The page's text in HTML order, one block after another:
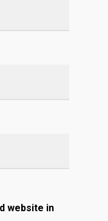
website in